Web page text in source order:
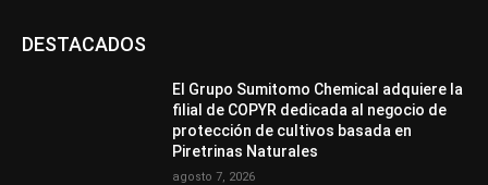
DESTACADOS
El Grupo Sumitomo Chemical adquiere la
filial de COPYR dedicada al negocio de
protección de cultivos basada en
Piretrinas Naturales
agosto 7, 2026